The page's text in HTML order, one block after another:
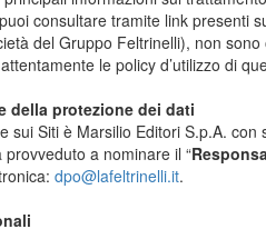
consultare tramite link presenti
del Gruppo Feltrinelli), non
le policy d’utilizzo di
della protezione dei dati
sui Siti è Marsilio Editori S.p.A.
provveduto a nominare il “
dpo@lafeltrinelli.it.